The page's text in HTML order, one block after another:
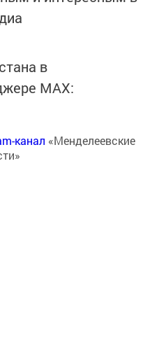
в
MАХ:
канал «Менделеевские